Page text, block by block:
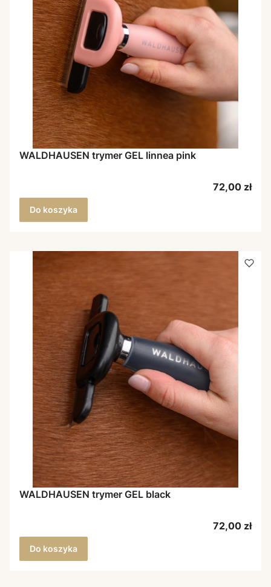
WALDHAUSEN trymer GEL linnea pink
Cena
72,00 zł
Do koszyka
WALDHAUSEN trymer GEL black
Cena
72,00 zł
Do koszyka